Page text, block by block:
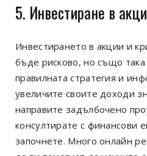
5. Инвестиране в
Инвестирането в акции и
бъде рисково, но също
правилната стратегия и
увеличите своите доходи
направите задълбочено
консултирате с финансови
започнете. Много онлайн